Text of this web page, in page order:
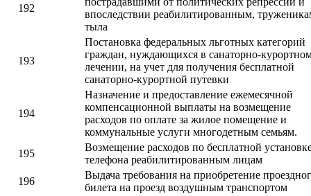
192
впоследствии реабилитированным,
тыла
193
Постановка федеральных льготных категорий
граждан, нуждающихся в санаторно-
лечении, на учет для получения бесплатной
санаторно-курортной путевки
194
Назначение и предоставление ежемесячной
компенсационной выплаты на возмещение
расходов по оплате за жилое помещение и
коммунальные услуги многодетным семьям.
195
Возмещение расходов по бесплатной
телефона реабилитированным лицам
196
Выдача требования на приобретение
билета на проезд воздушным транспортом